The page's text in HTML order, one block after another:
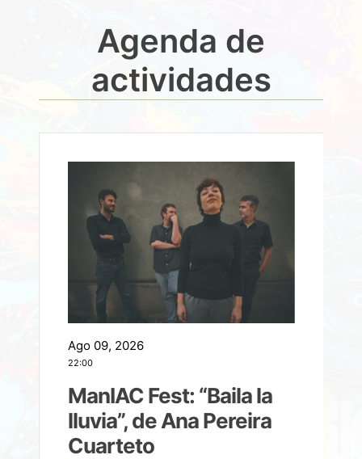
Agenda de
actividades
Ago 09, 2026
22:00
ManIAC Fest: “Baila la
lluvia”, de Ana Pereira
Cuarteto